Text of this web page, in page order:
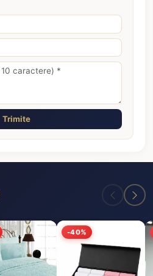
Trimite
-40%